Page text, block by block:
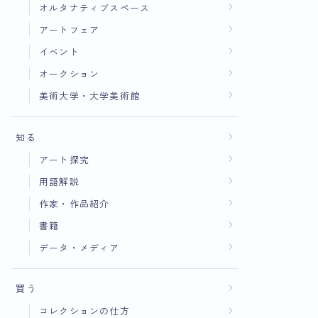
オルタナティブスペース
アートフェア
イベント
オークション
美術大学・大学美術館
知る
アート探究
用語解説
作家・作品紹介
書籍
データ・メディア
買う
コレクションの仕方